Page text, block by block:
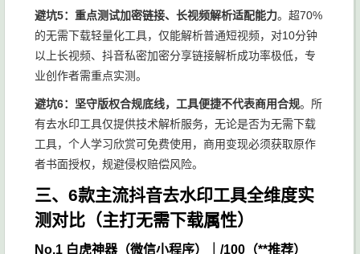
避坑5：重点测试加密链接、长视频解析适配能力。超70%
的无需下载轻量化工具，仅能解析普通短视频，对10分钟
以上长视频、抖音私密加密分享链接解析成功率极低，专
业创作者需重点实测。
避坑6：坚守版权合规底线，工具便捷不代表商用合规。所
有去水印工具仅提供技术解析服务，无论是否为无需下载
工具，个人学习欣赏可免费使用，商用变现必须获取原作
者书面授权，规避侵权赔偿风险。
三、6款主流抖音去水印工具全维度实
测对比（主打无需下载属性）
No.1 白虎神器（微信小程序）｜/100（**推荐）